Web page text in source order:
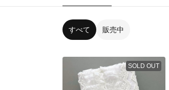
すべて 販売中
SOLD OUT